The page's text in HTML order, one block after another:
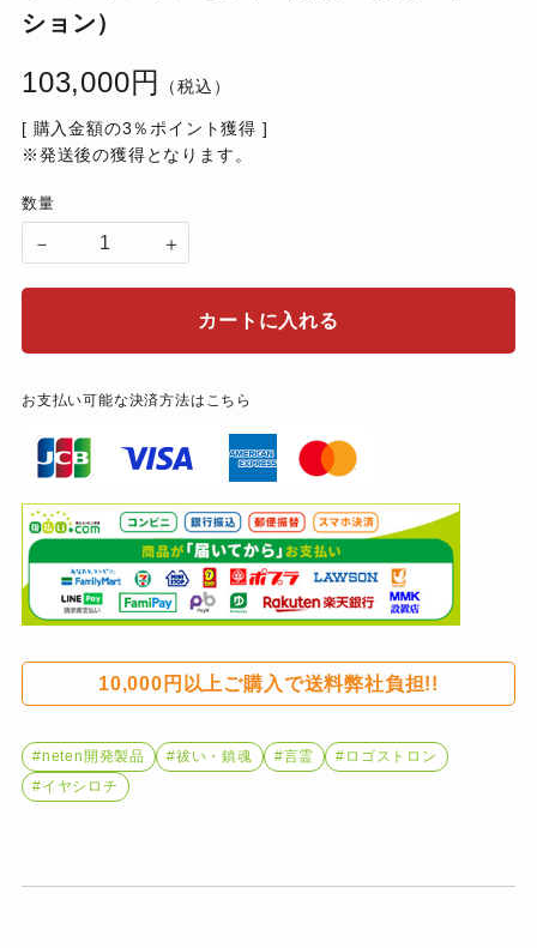
ション）
103,000円 （税込）
[ 購入金額の3％ポイント獲得 ]
※発送後の獲得となります。
数量
－ ＋
カートに入れる
お支払い可能な決済方法はこちら
10,000円以上ご購入で送料弊社負担!!
#neten開発製品 #祓い・鎮魂 #言霊
#ロゴストロン
#イヤシロチ